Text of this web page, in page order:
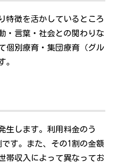
特徴を活かしているところ
・言葉・社会との関わりな
個別療育・集団療育（グル
。
生します。利用料金のう
す。また、その1割の金額
帯収入によって異なってお